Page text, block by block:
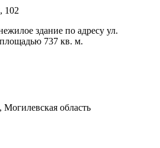
102
здание по адресу ул.
737 кв. м.
область